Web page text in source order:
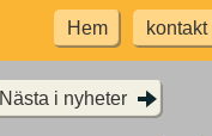
Hem kontakt
Nästa i nyheter